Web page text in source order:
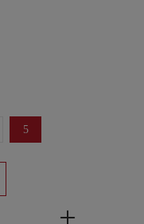
5
Gib den